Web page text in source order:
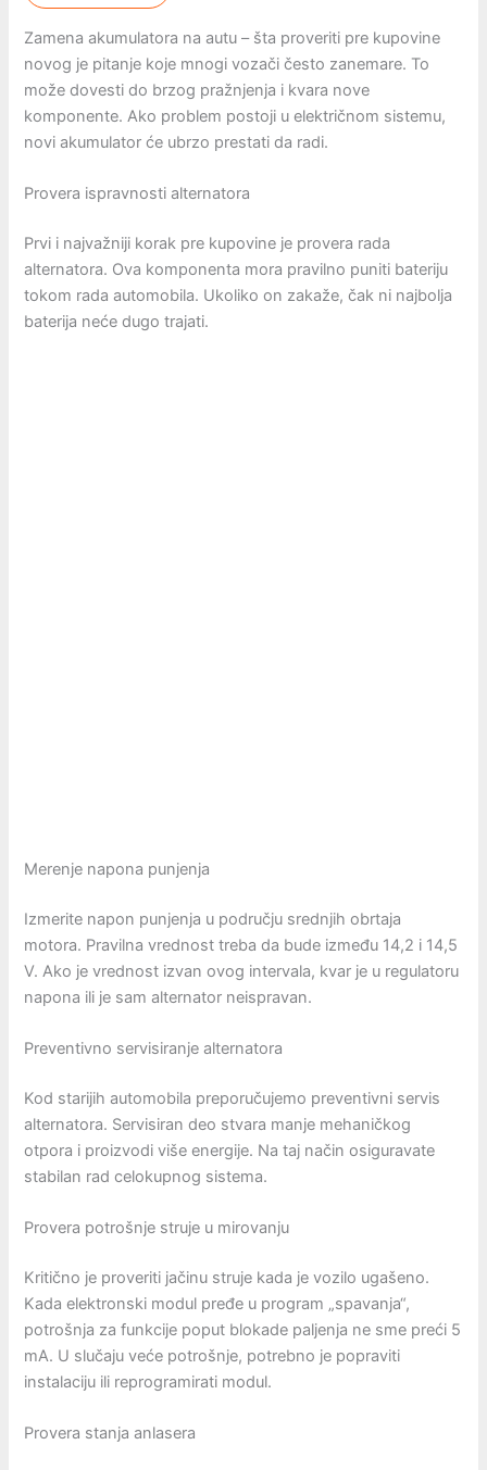
Zamena akumulatora na autu – šta proveriti pre kupovine
novog je pitanje koje mnogi vozači često zanemare. To
može dovesti do brzog pražnjenja i kvara nove
komponente. Ako problem postoji u električnom sistemu,
novi akumulator će ubrzo prestati da radi.
Provera ispravnosti alternatora
Prvi i najvažniji korak pre kupovine je provera rada
alternatora. Ova komponenta mora pravilno puniti bateriju
tokom rada automobila. Ukoliko on zakaže, čak ni najbolja
baterija neće dugo trajati.
Merenje napona punjenja
Izmerite napon punjenja u području srednjih obrtaja
motora. Pravilna vrednost treba da bude između 14,2 i 14,5
V. Ako je vrednost izvan ovog intervala, kvar je u regulatoru
napona ili je sam alternator neispravan.
Preventivno servisiranje alternatora
Kod starijih automobila preporučujemo preventivni servis
alternatora. Servisiran deo stvara manje mehaničkog
otpora i proizvodi više energije. Na taj način osiguravate
stabilan rad celokupnog sistema.
Provera potrošnje struje u mirovanju
Kritično je proveriti jačinu struje kada je vozilo ugašeno.
Kada elektronski modul pređe u program „spavanja“,
potrošnja za funkcije poput blokade paljenja ne sme preći 5
mA. U slučaju veće potrošnje, potrebno je popraviti
instalaciju ili reprogramirati modul.
Provera stanja anlasera